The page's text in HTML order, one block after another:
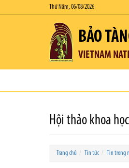
Thứ Năm, 06/08/2026
BẢO
VIETNAM
Hội thảo khoa
Trang chủ Tin tức Tin trong